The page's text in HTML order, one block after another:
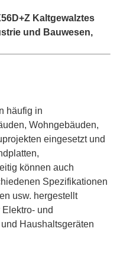
Kaltgewalztes
und Bauwesen,
häufig in
Wohngebäuden,
eingesetzt und
können auch
Spezifikationen
usw. hergestellt
und
Haushaltsgeräten